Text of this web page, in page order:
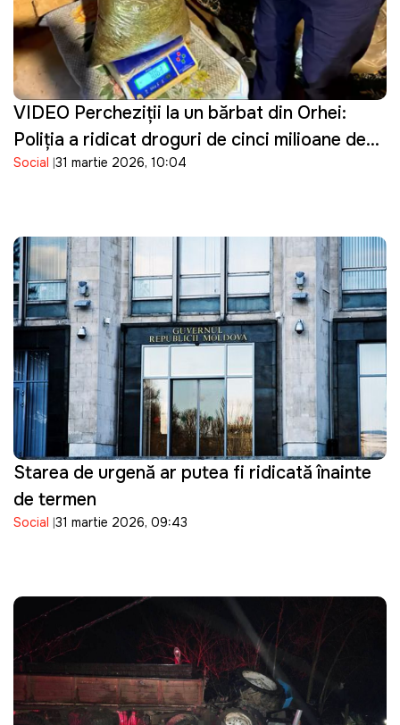
VIDEO Percheziţii la un bărbat din Orhei:
Poliţia a ridicat droguri de cinci milioane de
lei
Social 31 martie 2026, 10:04
Starea de urgență ar putea fi ridicată înainte
de termen
Social 31 martie 2026, 09:43